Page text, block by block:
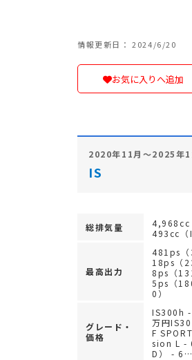
情報更新日： 2024/6/20
お気に入りへ追加
2020年11月～2025年
IS
総排気量
4,968cc
493cc（
最高出力
481ps
18ps（
8ps（
5ps（
0）
グレード・
価格
IS300h
万円
F
sion L -
D） - 6…